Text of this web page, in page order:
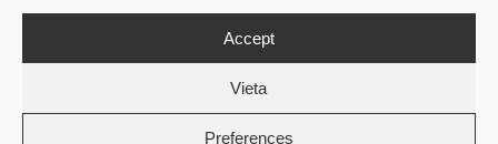
Accept
Vieta
Preferences